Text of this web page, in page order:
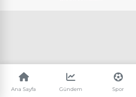
Ana Sayfa Gündem Spor